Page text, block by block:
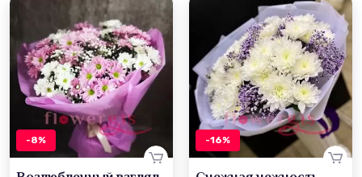
-8% -16%